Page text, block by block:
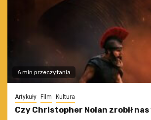
6 min przeczytania
Artykuły Film Kultura
Czy Christopher Nolan zrobił nas